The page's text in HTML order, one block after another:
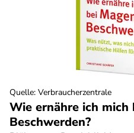
Wie ernähre ich
Beschwerden?
Quelle: Verbraucherzentrale